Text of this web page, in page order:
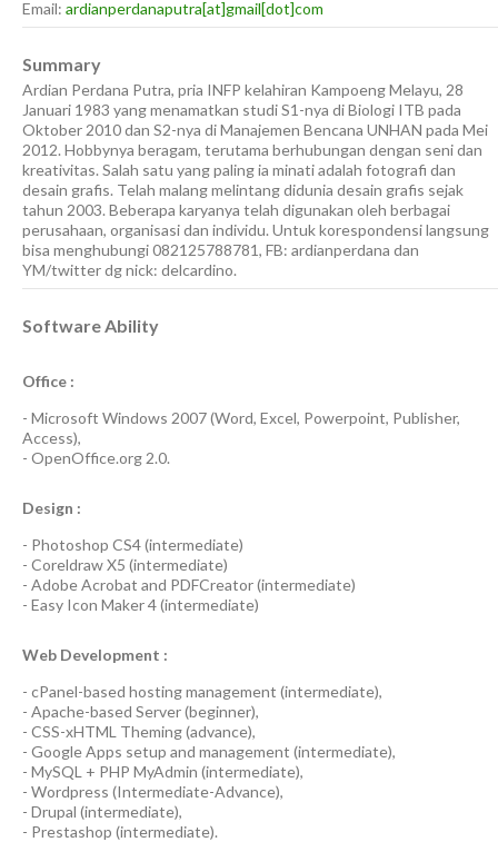
Email: ardianperdanaputra[at]gmail[dot]com
Summary
Ardian Perdana Putra, pria INFP kelahiran Kampoeng Melayu, 28
Januari 1983 yang menamatkan studi S1-nya di Biologi ITB pada
Oktober 2010 dan S2-nya di Manajemen Bencana UNHAN pada Mei
2012. Hobbynya beragam, terutama berhubungan dengan seni dan
kreativitas. Salah satu yang paling ia minati adalah fotografi dan
desain grafis. Telah malang melintang didunia desain grafis sejak
tahun 2003. Beberapa karyanya telah digunakan oleh berbagai
perusahaan, organisasi dan individu. Untuk korespondensi langsung
bisa menghubungi 082125788781, FB: ardianperdana dan
YM/twitter dg nick: delcardino.
Software Ability
Office :
- Microsoft Windows 2007(Word, Excel, Powerpoint, Publisher,
Access),
- OpenOffice.org 2.0.
Design :
- Photoshop CS4(intermediate)
- Coreldraw X5 (intermediate)
- Adobe Acrobat and PDFCreator(intermediate)
- Easy Icon Maker 4(intermediate)
Web Development :
- cPanel-based hosting management (intermediate),
- Apache-based Server(beginner),
- CSS-xHTML Theming(advance),
- Google Apps setup and management (intermediate),
- MySQL + PHP MyAdmin (intermediate),
- Wordpress (Intermediate-Advance),
- Drupal (intermediate),
- Prestashop (intermediate).